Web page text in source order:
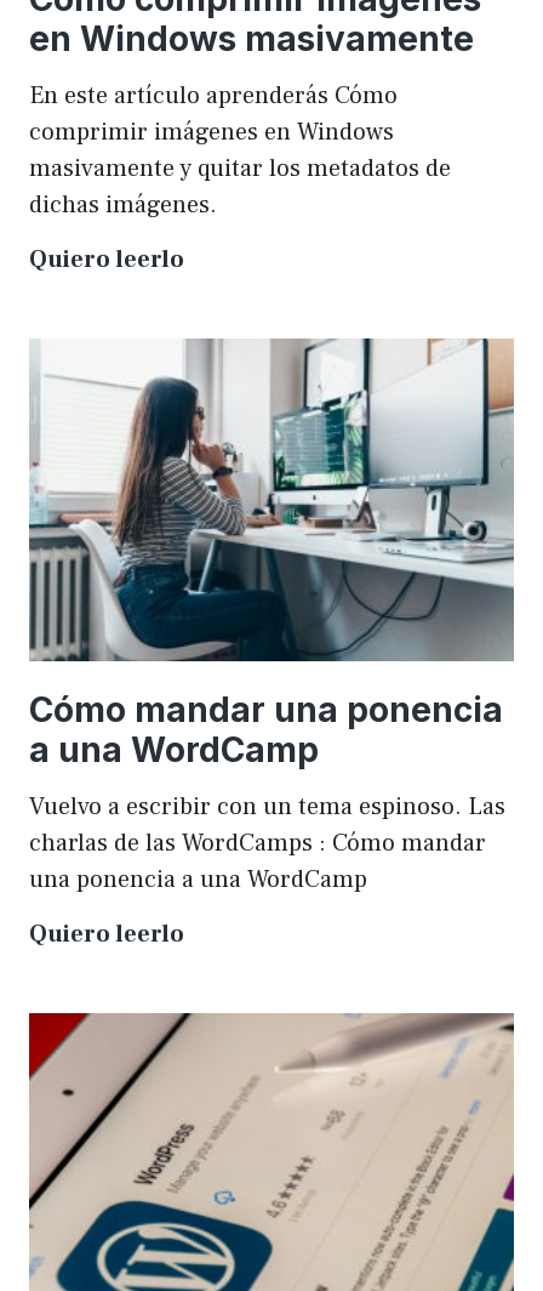
en Windows masivamente
En este artículo aprenderás Cómo
comprimir imágenes en Windows
masivamente y quitar los metadatos de
dichas imágenes.
Quiero leerlo
imágenes
Windows
masivamente
Cómo mandar una ponencia
a una WordCamp
Vuelvo a escribir con un tema espinoso. Las
charlas de las WordCamps : Cómo mandar
una ponencia a una WordCamp
Quiero leerlo
una
una
WordCamp